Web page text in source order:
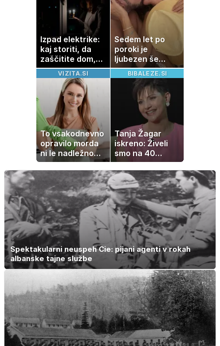
Izpad elektrike:
kaj storiti, da
zaščitite dom,
hrano in
elektronske
naprave
Sedem let po
poroki je
ljubezen še
vedno enako
močna
VIZITA.SI
To vsakodnevno
opravilo morda
ni le nadležno
delo, pomaga
lahko tudi
vašemu srcu
BIBALEZE.SI
Tanja Žagar
iskreno: Živeli
smo na 40
kvadratih, a
imela sem vse,
kar otrok
potrebuje
Spektakularni neuspeh Cie: pijani agenti v rokah
albanske tajne službe